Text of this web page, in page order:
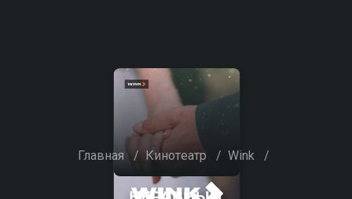
Главная / Кинотеатр / Wink /